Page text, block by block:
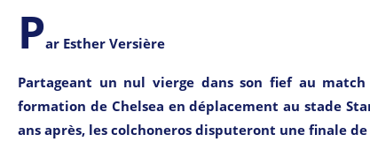
Par Esther Versière
Partageant un nul vierge dans son fief au
formation de Chelsea en déplacement au stade
ans après, les colchoneros disputeront une finale de